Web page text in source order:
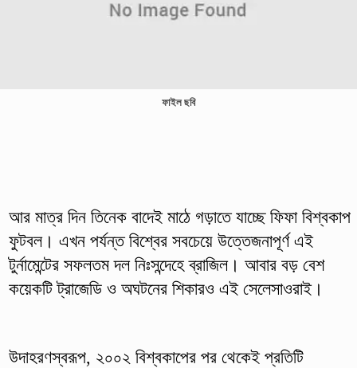
ফাইল ছবি
আর মাত্র দিন তিনেক বাদেই মাঠে গড়াতে যাচ্ছে ফিফা বিশ্বকাপ
ফুটবল। এখন পর্যন্ত বিশ্বের সবচেয়ে উত্তেজনাপূর্ণ এই
টুর্নামেন্টের সফলতম দল নিঃসন্দেহে ব্রাজিল। আবার বড় বেশ
কয়েকটি ট্রাজেডি ও অঘটনের শিকারও এই সেলেসাওরাই।
উদাহরণস্বরূপ, ২০০২ বিশ্বকাপের পর থেকেই প্রতিটি